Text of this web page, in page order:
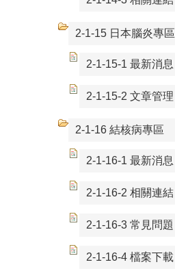
2-1-15 日本腦炎專區
2-1-15-1 最新消息
2-1-15-2 文章管理
2-1-16 結核病專區
2-1-16-1 最新消息
2-1-16-2 相關連結
2-1-16-3 常見問題
2-1-16-4 檔案下載